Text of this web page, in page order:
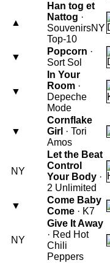
▲
Han tog et
Nattog ·
SouvenirsNY
Top-10
▼
Popcorn ·
Sort Sol
▼
In Your
Room ·
Depeche
Mode
▼
Cornflake
Girl · Tori
Amos
NY
Let the Beat
Control
Your Body ·
2 Unlimited
▼
Come Baby
Come · K7
NY
Give It Away
· Red Hot
Chili
Peppers